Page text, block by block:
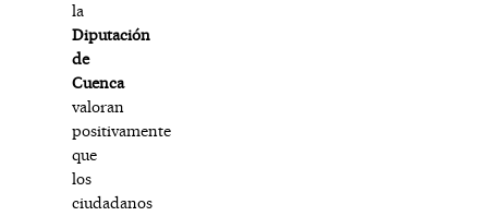
la
Diputación
de
Cuenca
valoran
positivamente
que
los
ciudadanos